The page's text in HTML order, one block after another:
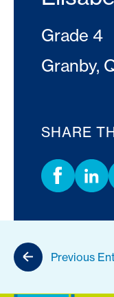
Grade 4
Granby,
SHARE
Previous